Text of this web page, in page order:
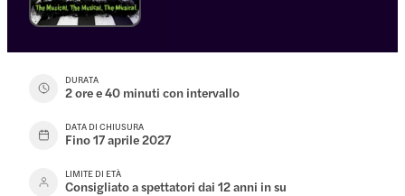
DURATA
2 ore e 40 minuti con intervallo
DATA DI CHIUSURA
Fino 17 aprile 2027
LIMITE DI ETÀ
Consigliato a spettatori dai 12 anni in su